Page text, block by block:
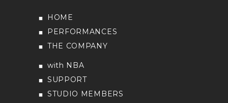
HOME
PERFORMANCES
THE COMPANY
with NBA
SUPPORT
STUDIO MEMBERS